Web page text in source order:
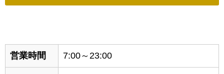
営業時間 7:00～23:00